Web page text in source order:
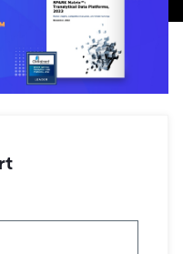
OSS Insight
Developer Hub
、安全性について紹介し
パートナー